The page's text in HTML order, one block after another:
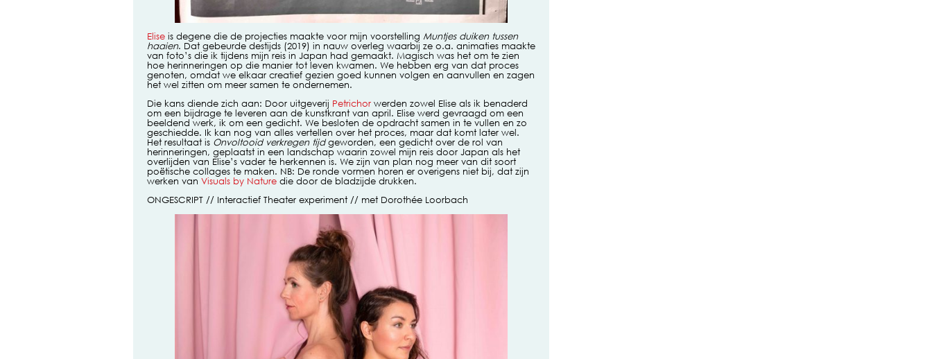
Elise is degene die de projecties maakte voor mijn voorstelling Muntjes duiken tussen
haaien. Dat gebeurde destijds (2019) in nauw overleg waarbij ze o.a. animaties maakte
van foto’s die ik tijdens mijn reis in Japan had gemaakt. Magisch was het om te zien
hoe herinneringen op die manier tot leven kwamen. We hebben erg van dat proces
genoten, omdat we elkaar creatief gezien goed kunnen volgen en aanvullen en zagen
het wel zitten om meer samen te ondernemen.
Die kans diende zich aan: Door uitgeverij Petrichor werden zowel Elise als ik benaderd
om een bijdrage te leveren aan de kunstkrant van april. Elise werd gevraagd om een
beeldend werk, ik om een gedicht. We besloten de opdracht samen in te vullen en zo
geschiedde. Ik kan nog van alles vertellen over het proces, maar dat komt later wel.
Het resultaat is Onvoltooid verkregen tijdgeworden, een gedicht over de rol van
herinneringen, geplaatst in een landschap waarin zowel mijn reis door Japan als het
overlijden van Elise’s vader te herkennen is. We zijn van plan nog meer van dit soort
poëtische collages te maken. NB: De ronde vormen horen er overigens niet bij, dat zijn
werken van Visuals by Nature die door de bladzijde drukken.
ONGESCRIPT // Interactief Theater experiment // met Dorothée Loorbach